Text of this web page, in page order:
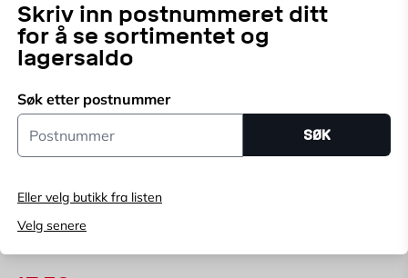
Skriv inn postnummeret ditt
for å se sortimentet og
lagersaldo
Søk etter postnummer
Postnummer
SØK
Eller velg butikk fra listen
Velg senere
Klemringkoblingen er ment for bruk i installasjoner for
springvann og varmeanlegg. Koblingen har tre
klemringkoblinger 12 mm og brukes til T-koblinger.
Vis mer
Velg butikk
Velg butikk for å se lagerstatus
Kjøp online, bestill levering i kassen
Angi